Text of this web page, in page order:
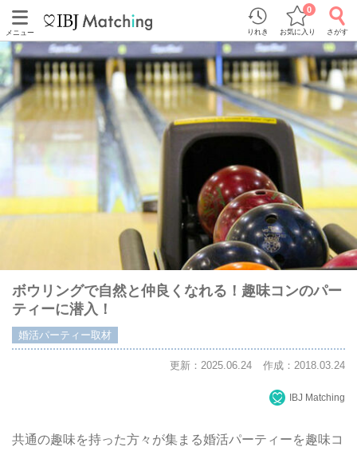
メニュー りれき お気に入り
0
さがす
ボウリングで自然と仲良くなれる！趣味コンのパー
ティーに潜入！
婚活パーティー取材
更新：2025.06.24 作成：2018.03.24
IBJ Matching
共通の趣味を持った方々が集まる婚活パーティーを趣味コ